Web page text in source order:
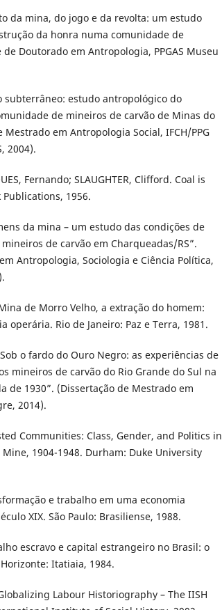
da mina, do jogo e da revolta: um estudo
da honra numa comunidade de
Doutorado em Antropologia, PPGAS Museu
subterrâneo: estudo antropológico do
de mineiros de carvão de Minas do
Mestrado em Antropologia Social, IFCH/PPG
2004).
Fernando; SLAUGHTER, Clifford. Coal is
1956.
da mina – um estudo das condições de
de carvão em Charqueadas/RS”.
Antropologia, Sociologia e Ciência Política,
de Morro Velho, a extração do homem:
operária. Rio de Janeiro: Paz e Terra, 1981.
o fardo do Ouro Negro: as experiências de
mineiros de carvão do Rio Grande do Sul na
de 1930”. (Dissertação de Mestrado em
2014).
Communities: Class, Gender, and Politics in
Mine, 1904-1948. Durham: Duke University
e trabalho em uma economia
XIX. São Paulo: Brasiliense, 1988.
escravo e capital estrangeiro no Brasil: o
Itatiaia, 1984.
Labour Historiography – The IISH